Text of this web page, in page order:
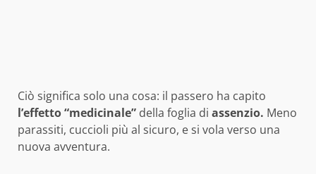
Ciò significa solo una cosa: il passero ha capito
l’effetto “medicinale” della foglia di assenzio. Meno
parassiti, cuccioli più al sicuro, e si vola verso una
nuova avventura.